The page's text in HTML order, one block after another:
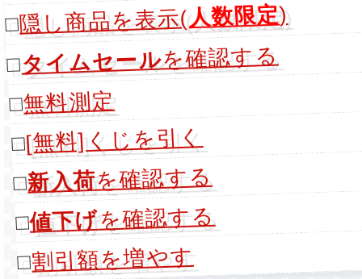
□隠し商品を表示(人数限定)
□タイムセールを確認する
□無料測定
□[無料]くじを引く
□新入荷を確認する
□値下げを確認する
□割引額を増やす